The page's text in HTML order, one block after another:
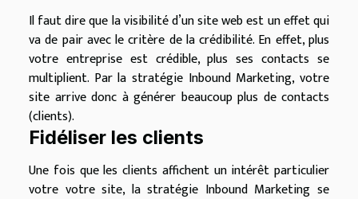
Il faut dire que la visibilité d’un site web est un effet qui
va de pair avec le critère de la crédibilité. En effet, plus
votre entreprise est crédible, plus ses contacts se
multiplient. Par la stratégie Inbound Marketing, votre
site arrive donc à générer beaucoup plus de contacts
(clients).
Fidéliser les clients
Une fois que les clients affichent un intérêt particulier
votre votre site, la stratégie Inbound Marketing se